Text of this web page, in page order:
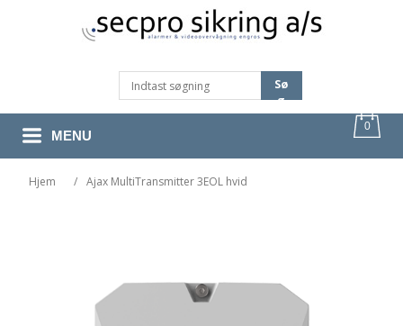
Sø
G
0
MENU
Hjem / Ajax MultiTransmitter 3EOL hvid